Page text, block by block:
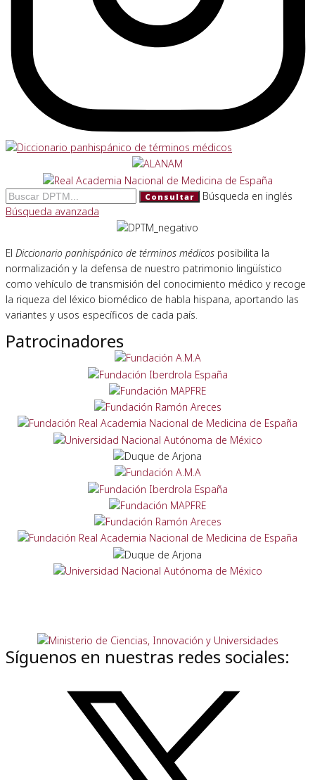
Consultar
Búsqueda en inglés
Búsqueda avanzada
El Diccionario panhispánico de términos médicos posibilita la
normalización y la defensa de nuestro patrimonio lingüístico
como vehículo de transmisión del conocimiento médico y recoge
la riqueza del léxico biomédico de habla hispana, aportando las
variantes y usos específicos de cada país.
Patrocinadores
Síguenos en nuestras redes sociales: